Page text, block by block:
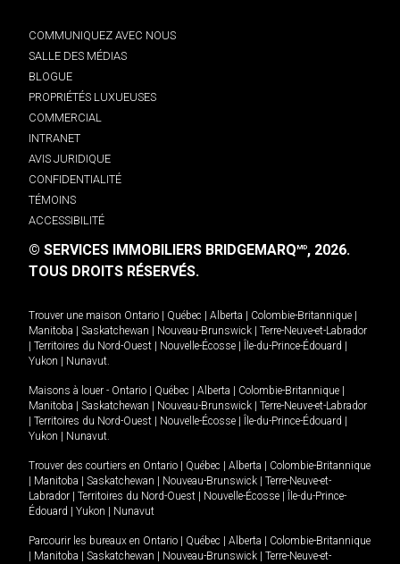
COMMUNIQUEZ AVEC NOUS
SALLE DES MÉDIAS
BLOGUE
PROPRIÉTÉS LUXUEUSES
COMMERCIAL
INTRANET
AVIS JURIDIQUE
CONFIDENTIALITÉ
TÉMOINS
ACCESSIBILITÉ
© SERVICES IMMOBILIERS BRIDGEMARQMD, 2026.
TOUS DROITS RÉSERVÉS.
Trouver une maison Ontario Québec Alberta Colombie-Britannique
Manitoba
Saskatchewan Nouveau-Brunswick
Terre-Neuve-et-Labrador
Territoires du Nord-Ouest Nouvelle-Écosse Île-du-Prince-Édouard
Yukon
Nunavut.
Maisons à louer - Ontario Québec Alberta Colombie-Britannique
Manitoba
Saskatchewan Nouveau-Brunswick
Terre-Neuve-et-Labrador
Territoires du Nord-Ouest Nouvelle-Écosse Île-du-Prince-Édouard
Yukon
Nunavut.
Trouver des courtiers en Ontario Québec Alberta
Colombie-Britannique
Manitoba Saskatchewan Nouveau-Brunswick
Terre-Neuve-et-
Labrador
Territoires du Nord-Ouest Nouvelle-Écosse
Île-du-Prince-
Édouard
Yukon Nunavut
Parcourir les bureaux en Ontario Québec Alberta
Colombie-Britannique
Manitoba Saskatchewan Nouveau-Brunswick
Terre-Neuve-et-